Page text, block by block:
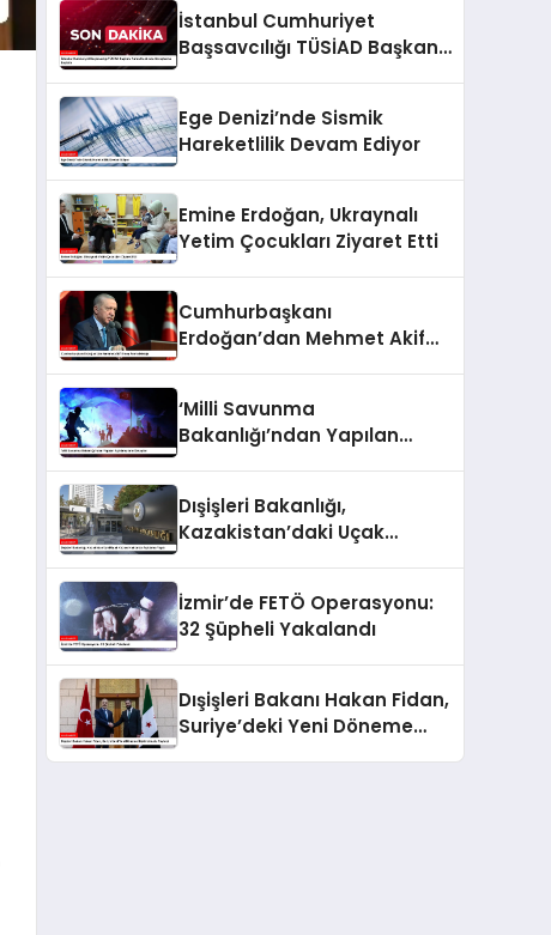
İstanbul Cumhuriyet
Başsavcılığı TÜSİAD Başkanı
Ege Denizi’nde Sismik
Hareketlilik Devam Ediyor
Emine Erdoğan, Ukraynalı
Yetim Çocukları Ziyaret Etti
Cumhurbaşkanı
Erdoğan’dan Mehmet Akif
‘Milli Savunma
Bakanlığı’ndan Yapılan
Dışişleri Bakanlığı,
Kazakistan’daki Uçak
İzmir’de FETÖ Operasyonu:
32 Şüpheli Yakalandı
Dışişleri Bakanı Hakan Fidan,
Suriye’deki Yeni Döneme